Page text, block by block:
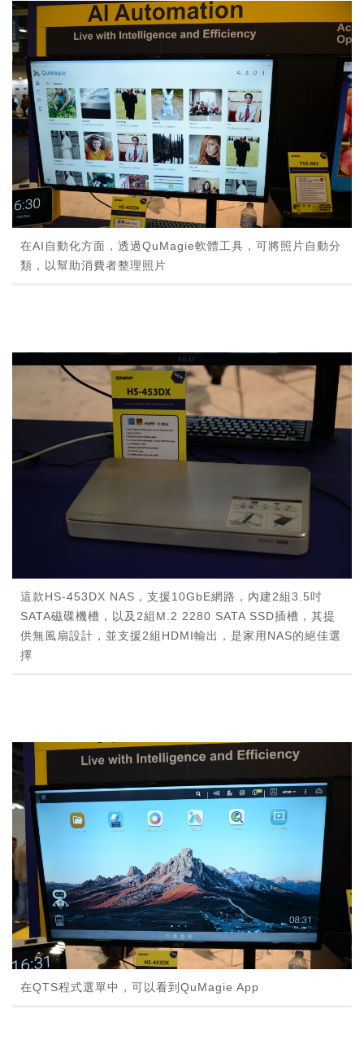
在AI自動化方面，透過QuMagie軟體工具，可將照片自動分
類，以幫助消費者整理照片
這款HS-453DX NAS，支援10GbE網路，內建2組3.5吋
SATA磁碟機槽，以及2組M.2 2280 SATA SSD插槽，其提
供無風扇設計，並支援2組HDMI輸出，是家用NAS的絕佳選
擇
在QTS程式選單中，可以看到QuMagie App